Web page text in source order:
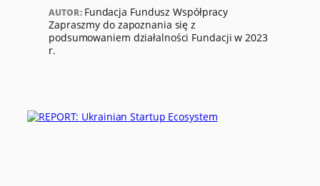
AUTOR: Fundacja Fundusz Współpracy
Zapraszmy do zapoznania się z
podsumowaniem działalności Fundacji w 2023
r.